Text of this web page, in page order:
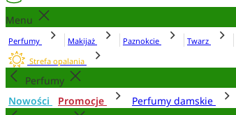
Menu
Perfumy Makijaż Paznokcie Twarz
Strefa opalania
Perfumy
Nowości
Promocje Perfumy damskie